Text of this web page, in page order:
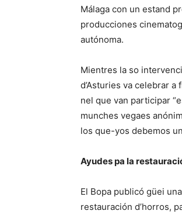
Málaga con un estand
producciones
autónoma.
Mientres la so
d’Asturies va celebrar
nel que van participar
munches vegaes
los que-yos debemos
Ayudes pa la
El Bopa publicó güei
restauración d’horros,